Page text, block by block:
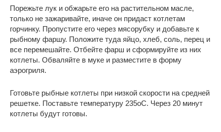
Порежьте лук и обжарьте его на растительном масле,
только не зажаривайте, иначе он придаст котлетам
горчинку. Пропустите его через мясорубку и добавьте к
рыбному фаршу. Положите туда яйцо, хлеб, соль, перец и
все перемешайте. Отбейте фарш и сформируйте из них
котлеты. Обваляйте в муке и разместите в форму
аэрогриля.
Готовьте рыбные котлеты при низкой скорости на средней
решетке. Поставьте температуру 235оС. Через 20 минут
котлеты будут готовы.